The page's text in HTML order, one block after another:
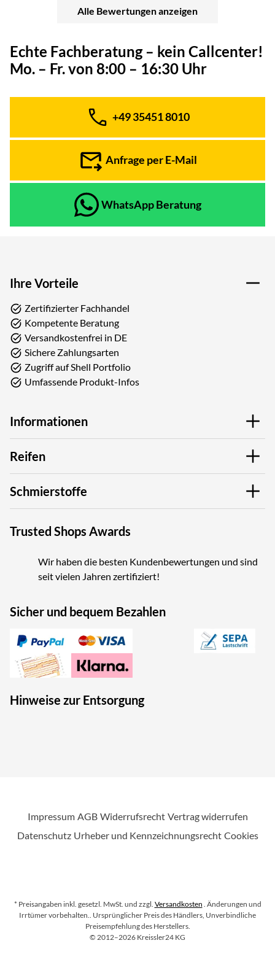
Alle Bewertungen anzeigen
Echte Fachberatung – kein Callcenter!
Mo. – Fr. von 8:00 – 16:30 Uhr
Telefon:
+49 35451 8010
Anfrage per E-Mail
WhatsApp Beratung
Ihre Vorteile
Zertifizierter Fachhandel
Kompetente Beratung
Versandkostenfrei in DE
Sichere Zahlungsarten
Zugriff auf Shell Portfolio
Umfassende Produkt-Infos
Informationen
Reifen
Schmierstoffe
Trusted Shops Awards
Wir haben die besten Kundenbewertungen und sind
seit vielen Jahren zertifiziert!
Sicher und bequem Bezahlen
Hinweise zur Entsorgung
Impressum AGB Widerrufsrecht Vertrag widerrufen
Datenschutz Urheber und Kennzeichnungsrecht Cookies
* Preisangaben inkl. gesetzl. MwSt. und zzgl. Versandkosten . Änderungen und
Irrtümer vorbehalten.
. Ursprünglicher Preis des Händlers, Unverbindliche
Preisempfehlung des Herstellers.
© Copyright
2012–2026 Kreissler24 KG